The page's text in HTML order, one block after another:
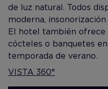
de luz natural. Todos
moderna,
El hotel también ofrece
cócteles o banquetes
temporada de verano.
VISTA 360°